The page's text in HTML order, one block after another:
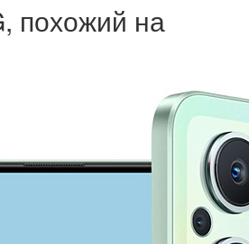
похожий на